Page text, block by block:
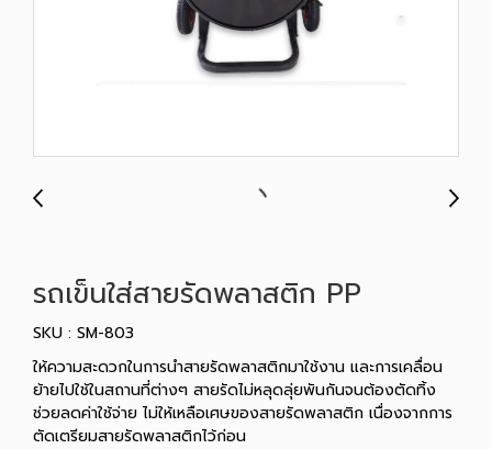
รถเข็นใส่สายรัดพลาสติก PP
SKU : SM-803
ให้ความสะดวกในการนำสายรัดพลาสติกมาใช้งาน และการเคลื่อน
ย้ายไปใช้ในสถานที่ต่างๆ สายรัดไม่หลุดลุ่ยพันกันจนต้องตัดทิ้ง
ช่วยลดค่าใช้จ่าย ไม่ให้เหลือเศษของสายรัดพลาสติก เนื่องจากการ
ตัดเตรียมสายรัดพลาสติกไว้ก่อน